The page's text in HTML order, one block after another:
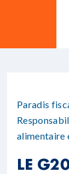
Paradis
alimentaire
LE